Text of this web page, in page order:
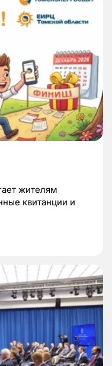
жителям
квитанции и